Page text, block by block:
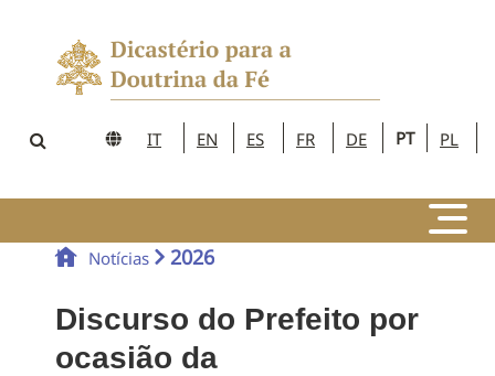
IT EN ES FR DE PT PL
Notícias 2026
Discurso do Prefeito por
ocasião da